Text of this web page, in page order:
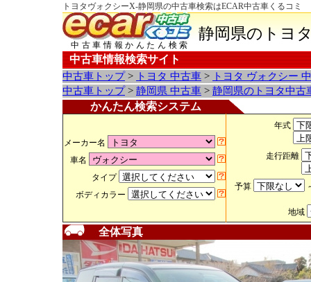
トヨタヴォクシーX-静岡県の中古車検索はECAR中古車くるコミ
中古車情報かんたん検索
静岡県のトヨ
中古車情報検索サイト
中古車トップ> トヨタ 中古車 >
トヨタ ヴォクシー
中古車トップ> 静岡県 中古車 > 静岡県のトヨタ中古
かんたん検索システム
メーカー名
車名
タイプ
ボディカラー
年式
走行距離
予算
地域
全体写真